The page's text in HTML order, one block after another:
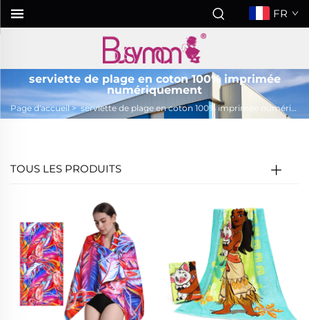
FR
serviette de plage en coton 100% imprimée
numériquement
Page d'accueil>serviette de plage en coton 100% imprimée numériquement
TOUS LES PRODUITS